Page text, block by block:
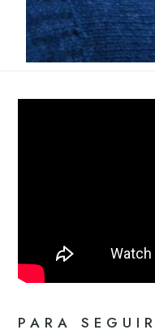
PARA